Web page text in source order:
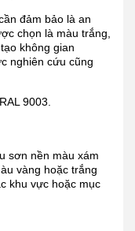
đảm bảo là an
chọn là màu trắng,
không gian
nghiên cứu cũng
9003.
sơn nền màu xám
vàng hoặc trắng
khu vực hoặc mục